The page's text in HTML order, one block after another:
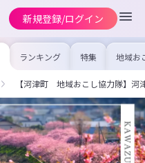
新規登録/ログイン
ランキング 特集 地域お
の求
を集め
事内容
を比較
合った
けよう
【河津町 地域おこし協力隊】河